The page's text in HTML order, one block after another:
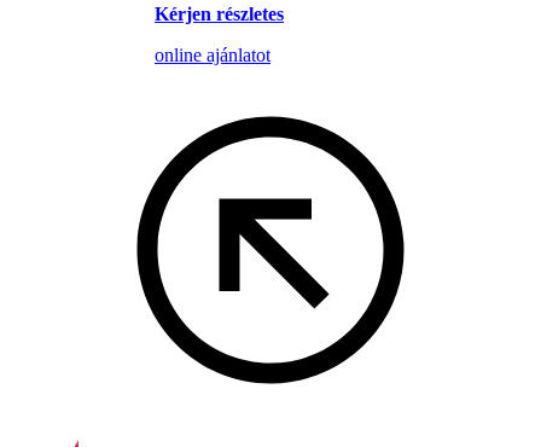
Kérjen részletes
online ajánlatot